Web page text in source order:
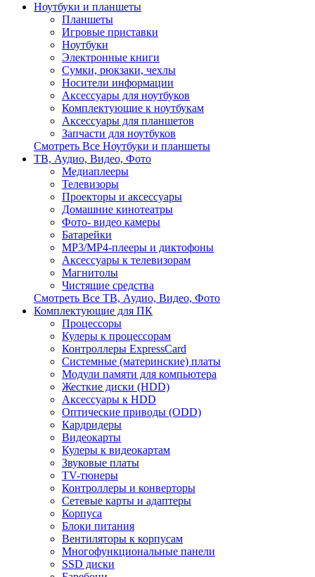
Ноутбуки и планшеты
Планшеты
Игровые приставки
Ноутбуки
Электронные книги
Сумки, рюкзаки, чехлы
Носители информации
Аксессуары для ноутбуков
Комплектующие к ноутбукам
Аксессуары для планшетов
Запчасти для ноутбуков
Смотреть Все Ноутбуки и планшеты
ТВ, Аудио, Видео, Фото
Медиаплееры
Телевизоры
Проекторы и аксессуары
Домашние кинотеатры
Фото- видео камеры
Батарейки
MP3/MP4-плееры и диктофоны
Аксессуары к телевизорам
Магнитолы
Чистящие средства
Смотреть Все ТВ, Аудио, Видео, Фото
Комплектующие для ПК
Процессоры
Кулеры к процессорам
Контроллеры ExpressCard
Системные (материнские) платы
Модули памяти для компьютера
Жесткие диски (HDD)
Аксессуары к HDD
Оптические приводы (ODD)
Кардридеры
Видеокарты
Кулеры к видеокартам
Звуковые платы
TV-тюнеры
Контроллеры и конверторы
Сетевые карты и адаптеры
Корпуса
Блоки питания
Вентиляторы к корпусам
Многофункциональные панели
SSD диски